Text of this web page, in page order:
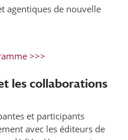
agentiques de nouvelle
>>>
les collaborations
et participants
avec les éditeurs de